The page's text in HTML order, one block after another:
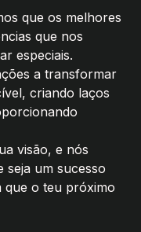
que os melhores
que nos
especiais.
a transformar
criando laços
visão, e nós
seja um sucesso
que o teu próximo